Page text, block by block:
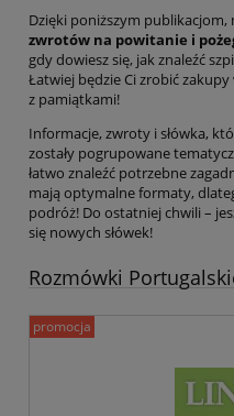
Dzięki poniższym publikacjom,
zwrotów na powitanie i
gdy dowiesz się, jak znaleźć
Łatwiej będzie Ci zrobić
z pamiątkami!
Informacje, zwroty i słówka,
zostały pogrupowane
łatwo znaleźć potrzebne
mają optymalne formaty,
podróż! Do ostatniej chwili –
się nowych słówek!
Rozmówki
promocja